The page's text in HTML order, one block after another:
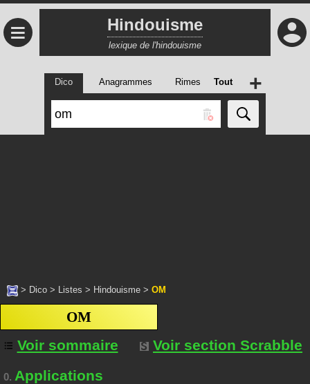
≡ Hindouisme
lexique de l'hindouisme
Dico Anagrammes Rimes Tout +
> Dico > Listes > Hindouisme > OM
OM
Voir sommaire
Voir section Scrabble
0. Applications